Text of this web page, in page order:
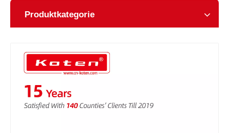
Produktkategorie